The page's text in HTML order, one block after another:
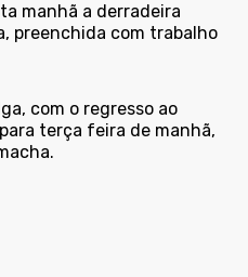
manhã a derradeira
preenchida com trabalho
com o regresso ao
terça feira de manhã,